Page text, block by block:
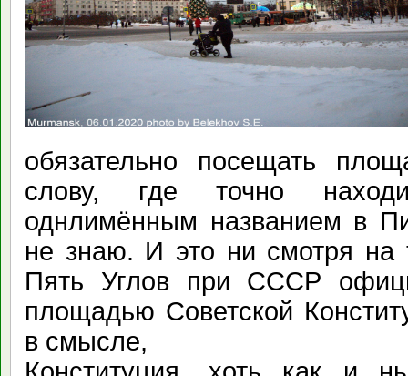
обязательно посещать
слову, где точно
однлимённым названием в
не знаю. И это ни смотря на
Пять Углов при СССР
площадью Советской
в смысле,